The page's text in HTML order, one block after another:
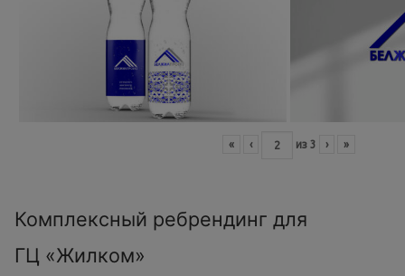
« ‹ из 3 › »
Комплексный ребрендинг для
ГЦ «Жилком»